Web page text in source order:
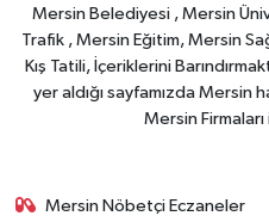
Mersin Belediyesi , Mersin
Trafik , Mersin Eğitim, Mersin
Kış Tatili, İçeriklerini
yer aldığı sayfamızda
Mersin Firmaları
Mersin Nöbetçi Eczaneler